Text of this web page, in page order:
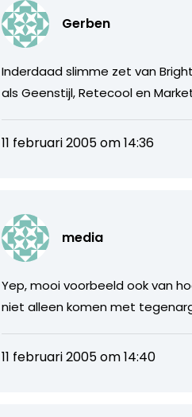
Gerben
Inderdaad slimme zet van
als Geenstijl, Retecool en
11 februari 2005 om 14:36
media
Yep, mooi voorbeeld ook van
niet alleen komen met
11 februari 2005 om 14:40